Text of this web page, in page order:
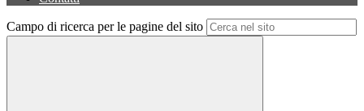
Campo di ricerca per le pagine del sito